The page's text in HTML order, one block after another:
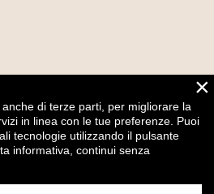
TASSI
- Bettola, Piacenza (PC)
×
di terze parti, per migliorare la
in linea con le tue preferenze. Puoi
tecnologie utilizzando il pulsante
informativa, continui senza